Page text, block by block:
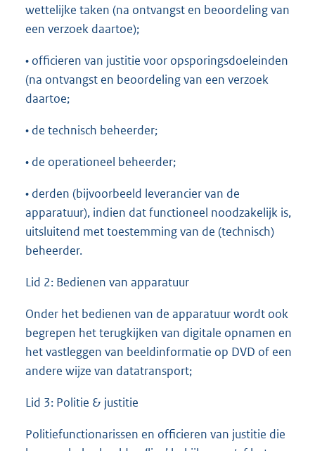
wettelijke taken (na ontvangst en beoordeling van
een verzoek daartoe);
• officieren van justitie voor opsporingsdoeleinden
(na ontvangst en beoordeling van een verzoek
daartoe;
• de technisch beheerder;
• de operationeel beheerder;
• derden (bijvoorbeeld leverancier van de
apparatuur), indien dat functioneel noodzakelijk is,
uitsluitend met toestemming van de (technisch)
beheerder.
Lid 2: Bedienen van apparatuur
Onder het bedienen van de apparatuur wordt ook
begrepen het terugkijken van digitale opnamen en
het vastleggen van beeldinformatie op DVD of een
andere wijze van datatransport;
Lid 3: Politie & justitie
Politiefunctionarissen en officieren van justitie die